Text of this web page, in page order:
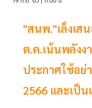
"สนพ."เล็งเส
ต.ค.เน้นพลังง
ประกาศใช้อย่
2566 และเป็